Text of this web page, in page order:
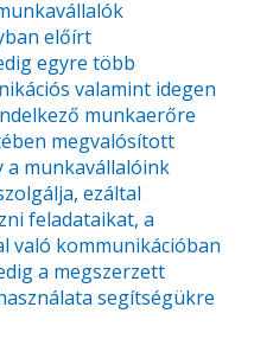
előírt
egyre több
valamint idegen
munkaerőre
megvalósított
a munkavállalóink
ezáltal
feladataikat, a
való kommunikációban
a megszerzett
segítségükre